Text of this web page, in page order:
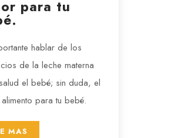
para tu
hablar de los
de la leche materna
el bebé; sin duda, el
para tu bebé.
MAS